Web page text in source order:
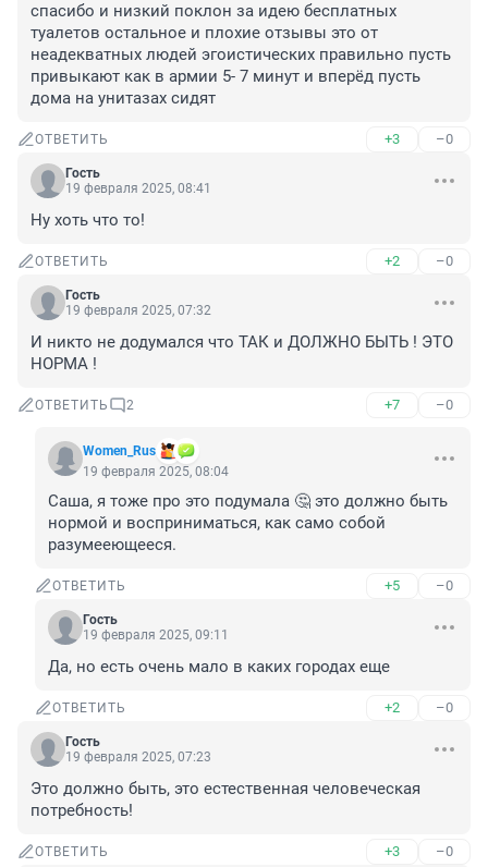
спасибо и низкий поклон за идею бесплатных
туалетов остальное и плохие отзывы это от
неадекватных людей эгоистических правильно пусть
привыкают как в армии 5- 7 минут и вперёд пусть
дома на унитазах сидят
ОТВЕТИТЬ +3 –0
Гость
19 февраля 2025, 08:41
Ну хоть что то!
ОТВЕТИТЬ +2 –0
Гость
19 февраля 2025, 07:32
И никто не додумался что ТАК и ДОЛЖНО БЫТЬ ! ЭТО
НОРМА !
ОТВЕТИТЬ 2 +7 –0
Women_Rus
19 февраля 2025, 08:04
Саша, я тоже про это подумала 🤔 это должно быть
нормой и восприниматься, как само собой
разумееющееся.
ОТВЕТИТЬ +5 –0
Гость
19 февраля 2025, 09:11
Да, но есть очень мало в каких городах еще
ОТВЕТИТЬ +2 –0
Гость
19 февраля 2025, 07:23
Это должно быть, это естественная человеческая
потребность!
ОТВЕТИТЬ +3 –0